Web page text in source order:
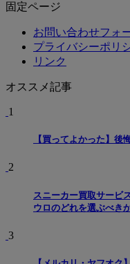
固定ページ
お問い合わせフォ
プライバシーポリ
リンク
オススメ記事
1
【買ってよかった】後
2
スニーカー買取サービ
ウロのどれを選ぶべき
3